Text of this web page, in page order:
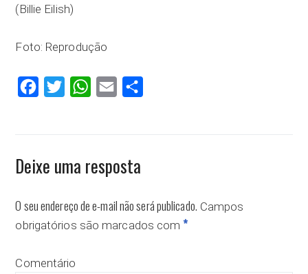
(Billie Eilish)
Foto: Reprodução
FacebookTwitter WhatsApp
Email
Deixe uma resposta
O seu endereço de e-mail não será publicado. Campos
obrigatórios são marcados com *
Comentário